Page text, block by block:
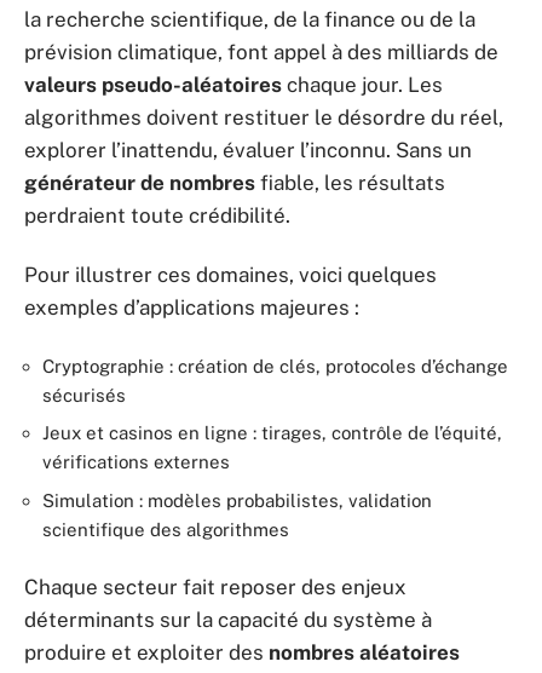
la recherche scientifique, de la finance ou de la
prévision climatique, font appel à des milliards de
valeurs pseudo-aléatoires chaque jour. Les
algorithmes doivent restituer le désordre du réel,
explorer l’inattendu, évaluer l’inconnu. Sans un
générateur de nombres fiable, les résultats
perdraient toute crédibilité.
Pour illustrer ces domaines, voici quelques
exemples d’applications majeures :
Cryptographie : création de clés, protocoles d’échange
sécurisés
Jeux et casinos en ligne : tirages, contrôle de l’équité,
vérifications externes
Simulation : modèles probabilistes, validation
scientifique des algorithmes
Chaque secteur fait reposer des enjeux
déterminants sur la capacité du système à
produire et exploiter des nombres aléatoires